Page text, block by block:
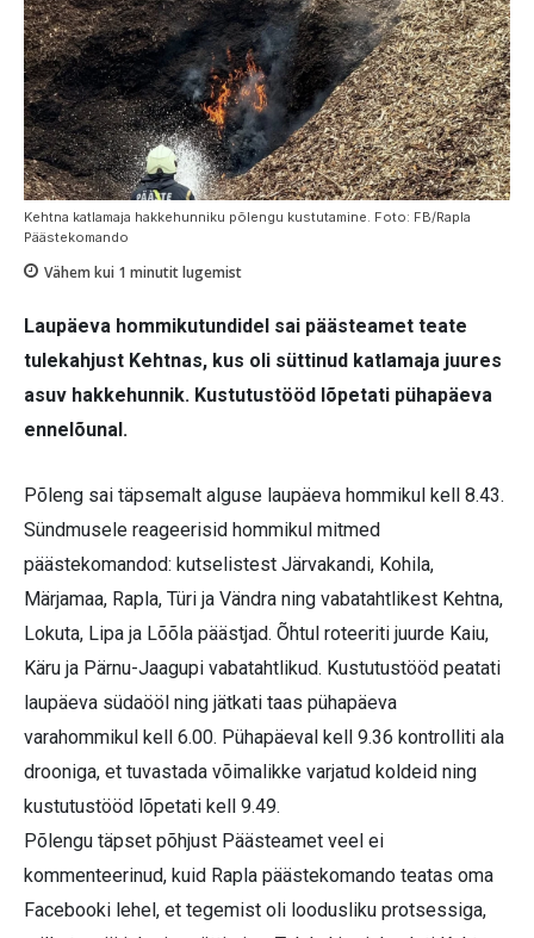
Kehtna katlamaja hakkehunniku põlengu kustutamine. Foto: FB/Rapla
Päästekomando
Vähem kui 1 minutit lugemist
Laupäeva hommikutundidel sai päästeamet teate
tulekahjust Kehtnas, kus oli süttinud katlamaja juures
asuv hakkehunnik. Kustutustööd lõpetati pühapäeva
ennelõunal.
Põleng sai täpsemalt alguse laupäeva hommikul kell 8.43.
Sündmusele reageerisid hommikul mitmed
päästekomandod: kutselistest Järvakandi, Kohila,
Märjamaa, Rapla, Türi ja Vändra ning vabatahtlikest Kehtna,
Lokuta, Lipa ja Lõõla päästjad. Õhtul roteeriti juurde Kaiu,
Käru ja Pärnu-Jaagupi vabatahtlikud. Kustutustööd peatati
laupäeva südaööl ning jätkati taas pühapäeva
varahommikul kell 6.00. Pühapäeval kell 9.36 kontrolliti ala
drooniga, et tuvastada võimalikke varjatud koldeid ning
kustutustööd lõpetati kell 9.49.
Põlengu täpset põhjust Päästeamet veel ei
kommenteerinud, kuid Rapla päästekomando teatas oma
Facebooki lehel, et tegemist oli loodusliku protsessiga,